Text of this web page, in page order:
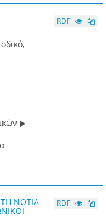
▶
RDF
ΝΟΤΙΑ RDF